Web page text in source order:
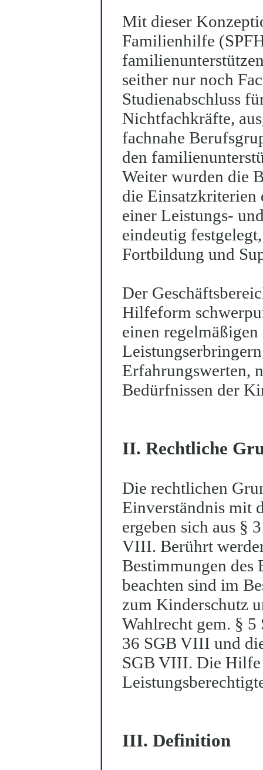
Mit dieser
Familienhilfe
seither nur noch
Studienabschluss
Nichtfachkräfte,
fachnahe
den
Weiter wurden die
die Einsatzkriterien
einer Leistungs-
eindeutig
Fortbildung und
Der
Hilfeform
einen
Erfahrungswerten,
Bedürfnissen der
II. Rechtliche
Die rechtlichen
Einverständnis mit
ergeben sich aus §
VIII. Berührt
Bestimmungen des
beachten sind im
zum Kinderschutz
Wahlrecht gem. §
36 SGB VIII und
SGB VIII. Die
Leistungsberechtig
III. Definition